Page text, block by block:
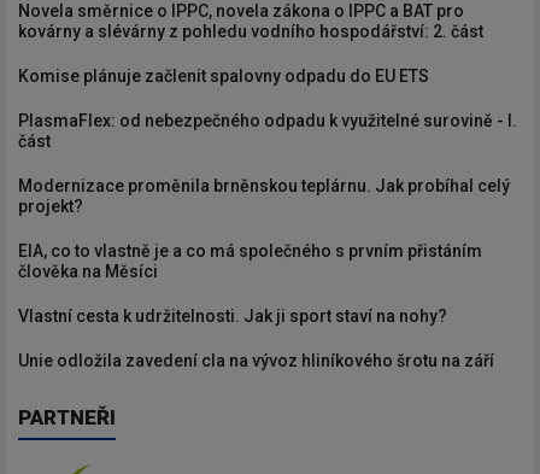
Novela směrnice o IPPC, novela zákona o IPPC a BAT pro
kovárny a slévárny z pohledu vodního hospodářství: 2. část
Komise plánuje začlenit spalovny odpadu do EU ETS
PlasmaFlex: od nebezpečného odpadu k využitelné surovině - I.
část
Modernizace proměnila brněnskou teplárnu. Jak probíhal celý
projekt?
EIA, co to vlastně je a co má společného s prvním přistáním
člověka na Měsíci
Vlastní cesta k udržitelnosti. Jak ji sport staví na nohy?
Unie odložila zavedení cla na vývoz hliníkového šrotu na září
PARTNEŘI